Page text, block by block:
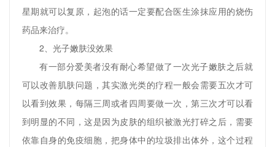
星期就可以复原，起泡的话一定要配合医生涂抹应用的烧伤
药品来治疗。
2、光子嫩肤没效果
有一部分爱美者没有耐心希望做了一次光子嫩肤之后就
可以改善肌肤问题，其实激光类的疗程一般会需要五次才可
以看到效果，每隔三周或者四周要做一次，第三次才可以看
到明显的不同，这是因为皮肤的组织被激光打碎之后，需要
依靠自身的免疫细胞，把身体中的垃圾排出体外，这个过程